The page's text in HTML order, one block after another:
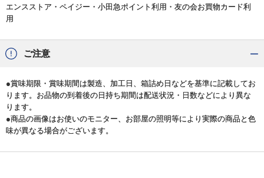
エンスストア・ペイジー・小田急ポイント利用・友の会お買物カード利
用
ご注意
●賞味期限・賞味期間は製造、加工日、箱詰め日などを基準に記載してお
ります。お品物の到着後の日持ち期間は配送状況・日数などにより異な
ります。
●商品の画像はお使いのモニター、お部屋の照明等により実際の商品と色
味が異なる場合がございます。